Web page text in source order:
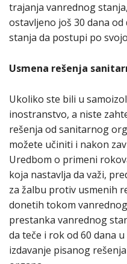
trajanja vanrednog
ostavljeno još 30 dana
stanja da postupi po
Usmena rešenja
Ukoliko ste bili u
inostranstvo, a niste
rešenja od sanitarnog
možete učiniti i nakon
Uredbom o primeni
koja nastavlja da važi,
za žalbu protiv usmenih
donetih tokom
prestanka vanrednog
da teče i rok od 60 dana
izdavanje pisanog